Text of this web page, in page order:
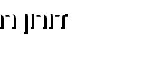
דורון